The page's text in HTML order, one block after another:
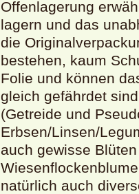
Offenlagerung
lagern und das
die
bestehen, kaum
Folie und können
gleich gefährdet
(Getreide und
Erbsen/Linsen/
auch gewisse
natürlich auch